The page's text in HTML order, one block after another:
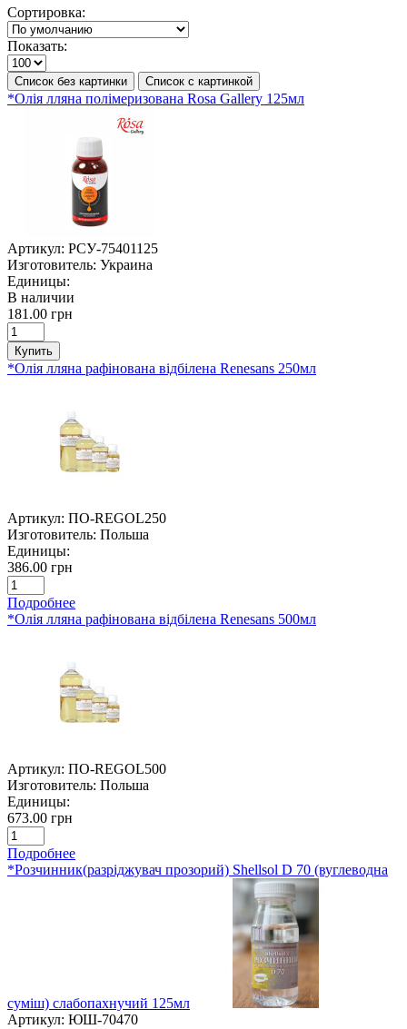
Сортировка:
Показать:
Список без картинки Список с картинкой
*Олія лляна полімеризована Rosa Gallery 125мл
Артикул: РСУ-75401125
Изготовитель: Украина
Единицы:
В наличии
181.00 грн
Купить
*Олія лляна рафінована відбілена Renesans 250мл
Артикул: ПО-REGOL250
Изготовитель: Польша
Единицы:
386.00 грн
Подробнее
*Олія лляна рафінована відбілена Renesans 500мл
Артикул: ПО-REGOL500
Изготовитель: Польша
Единицы:
673.00 грн
Подробнее
*Розчинник(разріджувач прозорий) Shellsol D 70 (вуглеводна
суміш) слабопахнучий 125мл
Артикул: ЮШ-70470